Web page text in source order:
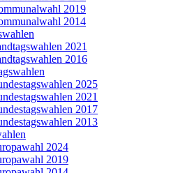
2019
2014
2021
2016
2025
2021
2017
2013
2024
2019